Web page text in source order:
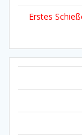
Erstes